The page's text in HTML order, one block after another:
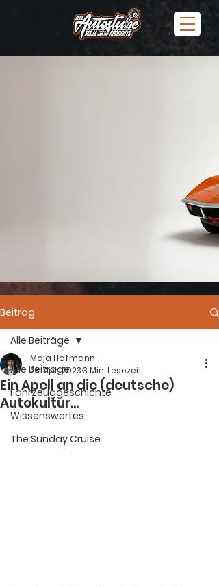
Beitrag
Alle Beiträge
Fahrzeuggeschichte
Wissenswertes
The Sunday Cruise
Alle Beiträge
Ein Apell an die (deutsche)
Autokultur...
Maja Hofmann
23. Apr. 20233 Min. Lesezeit